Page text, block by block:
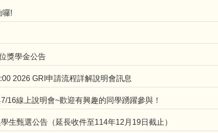
囉!
獎學金公告
2026 GRI申請流程詳解說明會訊息
16線上說明會~歡迎有興趣的同學踴躍參與！
生甄選公告（延長收件至114年12月19日截止）